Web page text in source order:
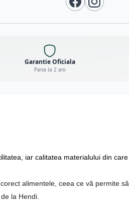
Garantie Oficiala
Pana la 2 ani
iar calitatea materialului din
alimentele, ceea ce vă permite
la Hendi.